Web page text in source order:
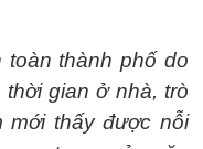
toàn thành phố do
gian ở nhà, trò
mới thấy được nỗi